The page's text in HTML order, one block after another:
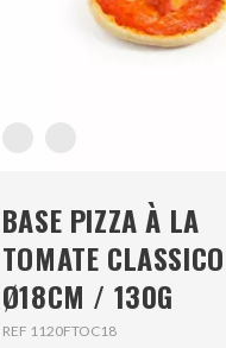
BASE PIZZA À LA
TOMATE CLASSICO
Ø18CM / 130G
REF 1120FTOC18